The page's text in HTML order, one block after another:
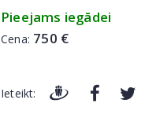
Pieejams iegādei
Cena: 750 €
Ieteikt: